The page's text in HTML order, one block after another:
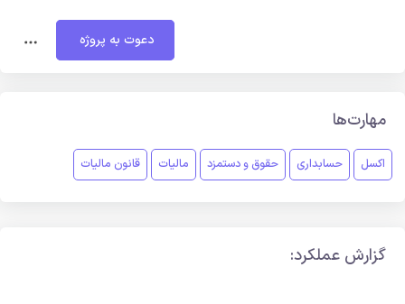
دعوت به پروژه
مهارت‌ها
اکسل حسابداری حقوق و دستمزد مالیات قانون مالیات
گزارش عملکرد: